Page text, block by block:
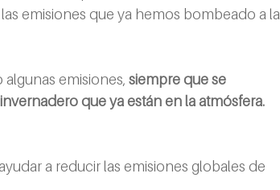
emisiones que ya hemos bombeado a la
emisiones, siempre que se
que ya están en la atmósfera.
a reducir las emisiones globales de